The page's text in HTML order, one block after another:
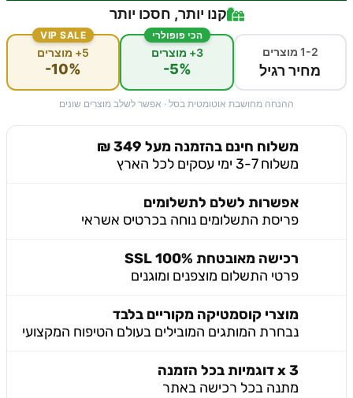
קנו יותר, חסכו יותר
מחיר רגיל
הכי פופולרי
-5%
VIP SALE
-10%
ההנחה מחושבת אוטומטית בסל · אפשר לשלב מוצרים שונים
משלוח חינם בהזמנה מעל 349 ₪
משלוח 3-7 ימי עסקים לכל הארץ
אפשרות לשלם לתשלומים
פריסת התשלומים נוחה בכרטיס אשראי
רכישה מאובטחת 100% SSL
פרטי התשלום מוצפנים ומוגנים
מוצרי קוסמטיקה מקוריים בלבד
נבחרת המותגים המובילים בעולם הטיפוח המקצועי
מתנה בכל רכישה באתר